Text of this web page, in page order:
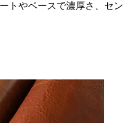
トやベースで濃厚さ、セン